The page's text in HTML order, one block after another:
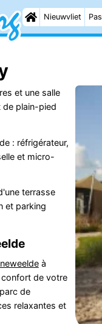
Nieuwvliet
et une salle
de plain-pied
: réfrigérateur,
et micro-
terrasse
et parking
à
de votre
de
relaxantes et